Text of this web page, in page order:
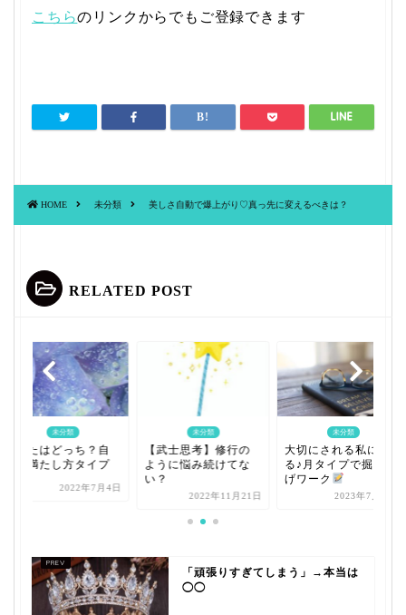
こちらのリンクからでもご登録できます
HOME 未分類 美しさ自動で爆上がり♡真っ先に変えるべきは？
RELATED POST
未分類
あなたはどっち？自
分の満たし方タイプ
2022年7月4日
未分類
【武士思考】修行の
ように悩み続けてな
い？
2022年11月21日
未分類
大切にされる私にな
る♪月タイプで掘り下
げワーク
2023年7月17日
「頑張りすぎてしまう」→本当は
◯◯